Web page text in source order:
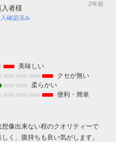
入者様
確認済み
2年前
美味しい
クセが無い
柔らかい
便利・簡単
像出来ない程のクオリティーで
く、腹持ちも良い気がします。